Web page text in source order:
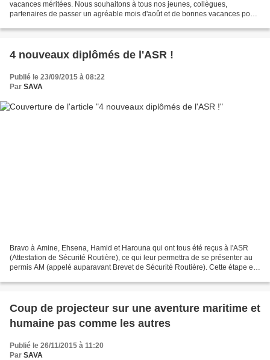
vacances méritées. Nous souhaitons à tous nos jeunes, collègues,
partenaires de passer un agréable mois d'août et de bonnes vacances pour
4 nouveaux diplômés de l'ASR !
Publié le 23/09/2015 à 08:22
Par SAVA
Bravo à Amine, Ehsena, Hamid et Harouna qui ont tous été reçus à l'ASR
(Attestation de Sécurité Routière), ce qui leur permettra de se présenter au
permis AM (appelé auparavant Brevet de Sécurité Routière). Cette étape est
Coup de projecteur sur une aventure maritime et
humaine pas comme les autres
Publié le 26/11/2015 à 11:20
Par SAVA